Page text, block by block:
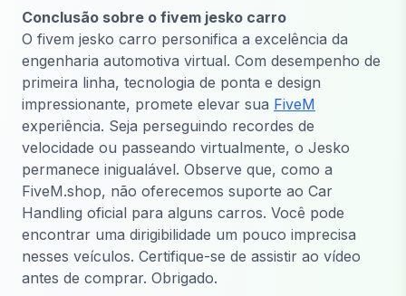
Conclusão sobre o fivem jesko carro
O fivem jesko carro personifica a excelência da
engenharia automotiva virtual. Com desempenho de
primeira linha, tecnologia de ponta e design
impressionante, promete elevar sua FiveM
experiência. Seja perseguindo recordes de
velocidade ou passeando virtualmente, o Jesko
permanece inigualável. Observe que, como a
FiveM.shop, não oferecemos suporte ao Car
Handling oficial para alguns carros. Você pode
encontrar uma dirigibilidade um pouco imprecisa
nesses veículos. Certifique-se de assistir ao vídeo
antes de comprar. Obrigado.